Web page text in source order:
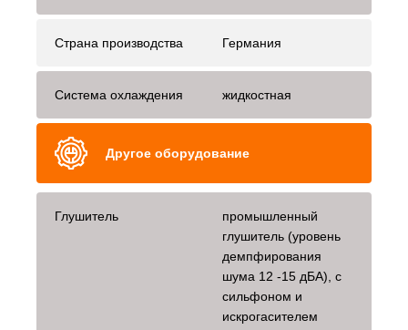
Страна производства Германия
Система охлаждения жидкостная
Другое оборудование
Глушитель
промышленный
глушитель (уровень
демпфирования
шума 12 -15 дБА), с
сильфоном и
искрогасителем